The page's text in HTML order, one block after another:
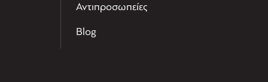
Αντιπροσωπείες
Blog